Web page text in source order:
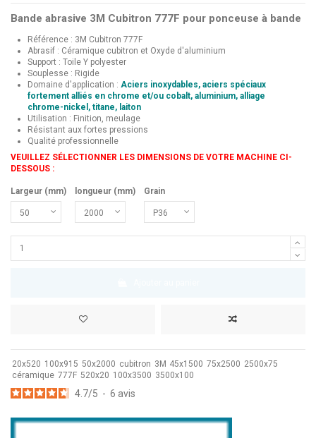
Bande abrasive 3M Cubitron 777F pour ponceuse à bande
Référence : 3M Cubitron 777F
Abrasif : Céramique cubitron et Oxyde d'aluminium
Support : Toile Y polyester
Souplesse : Rigide
Domaine d'application : Aciers inoxydables, aciers spéciaux
fortement alliés en chrome et/ou cobalt, aluminium, alliage
chrome-nickel, titane, laiton
Utilisation : Finition, meulage
Résistant aux fortes pressions
Qualité professionnelle
VEUILLEZ SÉLECTIONNER LES DIMENSIONS DE VOTRE MACHINE CI-
DESSOUS :
Largeur (mm) longueur (mm) Grain
20x520 100x915 50x2000 cubitron 3M 45x1500 75x2500 2500x75
céramique 777F 520x20 100x3500 3500x100
4.7/5 - 6 avis